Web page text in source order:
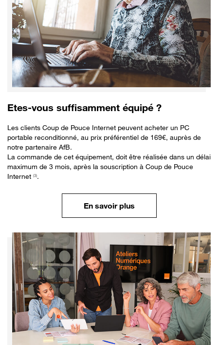
Etes-vous suffisamment équipé ?
Les clients Coup de Pouce Internet peuvent acheter un PC
portable reconditionné, au prix préférentiel de 169€, auprès de
notre partenaire AfB.
La commande de cet équipement, doit être réalisée dans un délai
maximum de 3 mois, après la souscription à Coup de Pouce
Internet (3).
En savoir plus